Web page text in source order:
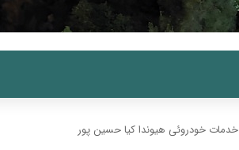
خدمات خودروئی هیوندا کیا حسین پور